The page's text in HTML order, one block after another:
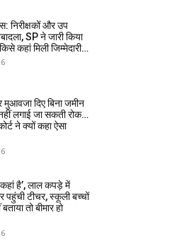
निरीक्षकों और उप
SP ने जारी किया
कहां मिली जिम्मेदारी…
दिए बिना जमीन
लगाई जा सकती रोक…
ने क्यों कहा ऐसा
कहां है’, लाल कपड़े में
पहुंची टीचर, स्कूली बच्चों
तो बीमार हो